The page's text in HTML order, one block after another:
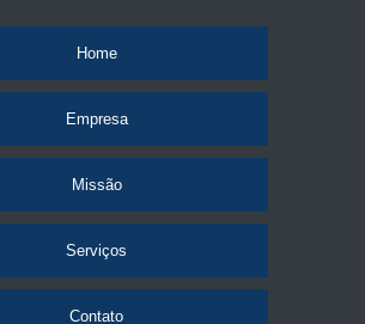
Home
Empresa
Missão
Serviços
Contato